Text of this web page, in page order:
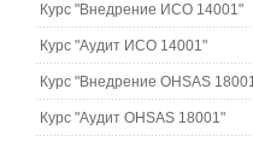
Курс "Внедрение ИСО 14001"
Курс "Аудит ИСО 14001"
Курс "Внедрение OHSAS
Курс "Аудит OHSAS 18001"